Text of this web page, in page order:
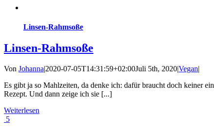
Linsen-Rahmsoße
Linsen-Rahmsoße
Von Johanna|2020-07-05T14:31:59+02:00Juli 5th, 2020|Vegan|
Es gibt ja so Mahlzeiten, da denke ich: dafür braucht doch keiner ein
Rezept. Und dann zeige ich sie [...]
Weiterlesen
5